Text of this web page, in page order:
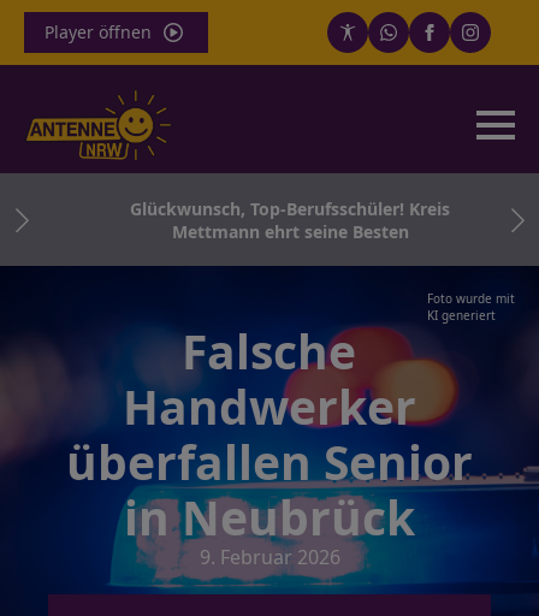
Player öffnen
Glückwunsch, Top-Berufsschüler! Kreis
Mettmann ehrt seine Besten
Foto wurde mit
KI generiert
Falsche
Handwerker
überfallen Senior
in Neubrück
9. Februar 2026